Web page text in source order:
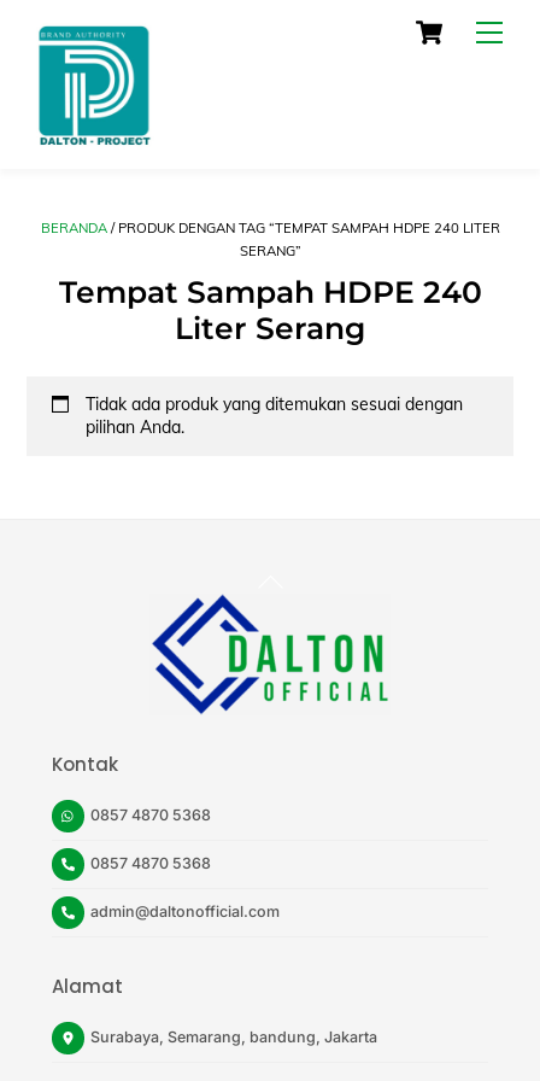
Cart
BERANDA/ PRODUK DENGAN TAG “TEMPAT SAMPAH HDPE 240 LITER
SERANG”
Tempat Sampah HDPE 240
Liter Serang
Tidak ada produk yang ditemukan sesuai dengan
pilihan Anda.
Kontak
0857 4870 5368
0857 4870 5368
admin@daltonofficial.com
Alamat
Surabaya, Semarang, bandung, Jakarta